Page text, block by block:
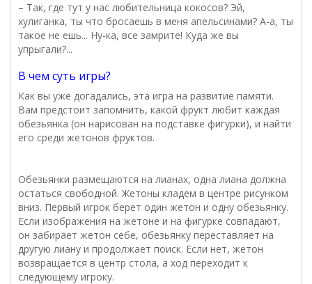
– Так, где тут у нас любительница кокосов? Эй,
хулиганка, ты что бросаешь в меня апельсинами? А-а, ты
такое не ешь... Ну-ка, все замрите! Куда же вы
упрыгали?...
В чем суть игры?
Как вы уже догадались, эта игра на развитие памяти.
Вам предстоит запомнить, какой фрукт любит каждая
обезьянка (он нарисован на подставке фигурки), и найти
его среди жетонов фруктов.
Обезьянки размещаются на лианах, одна лиана должна
остаться свободной. Жетоны кладем в центре рисунком
вниз. Первый игрок берет один жетон и одну обезьянку.
Если изображения на жетоне и на фигурке совпадают,
он забирает жетон себе, обезьянку переставляет на
другую лиану и продолжает поиск. Если нет, жетон
возвращается в центр стола, а ход переходит к
следующему игроку.